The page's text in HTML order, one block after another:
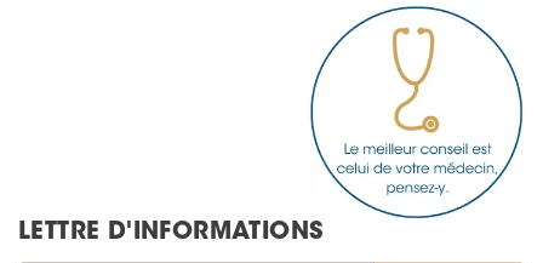
LETTRE D'INFORMATIONS